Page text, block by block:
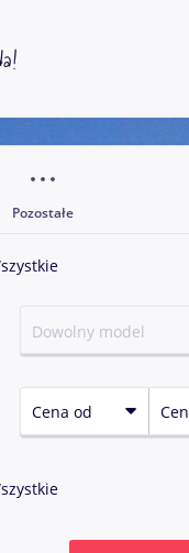
Pozostałe
Wszystkie
Wszystkie